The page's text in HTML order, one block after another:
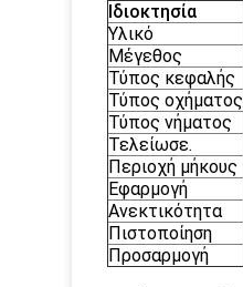
Ιδιοκτησία
Υλικό
Μέγεθος
Τύπος κεφαλής
Τύπος οχήματος
Τύπος νήματος
Τελείωσε.
Περιοχή μήκους
Εφαρμογή
Ανεκτικότητα
Πιστοποίηση
Προσαρμογή